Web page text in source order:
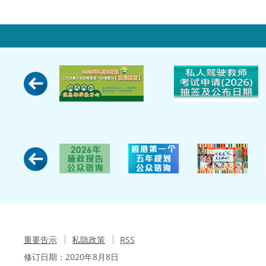
重要告示 私隐政策
RSS
修订日期： 2020年8月8日